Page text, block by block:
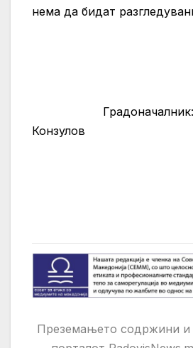
нема да бидат
Градоначалник:
Конзулов
Преземањето содржини и